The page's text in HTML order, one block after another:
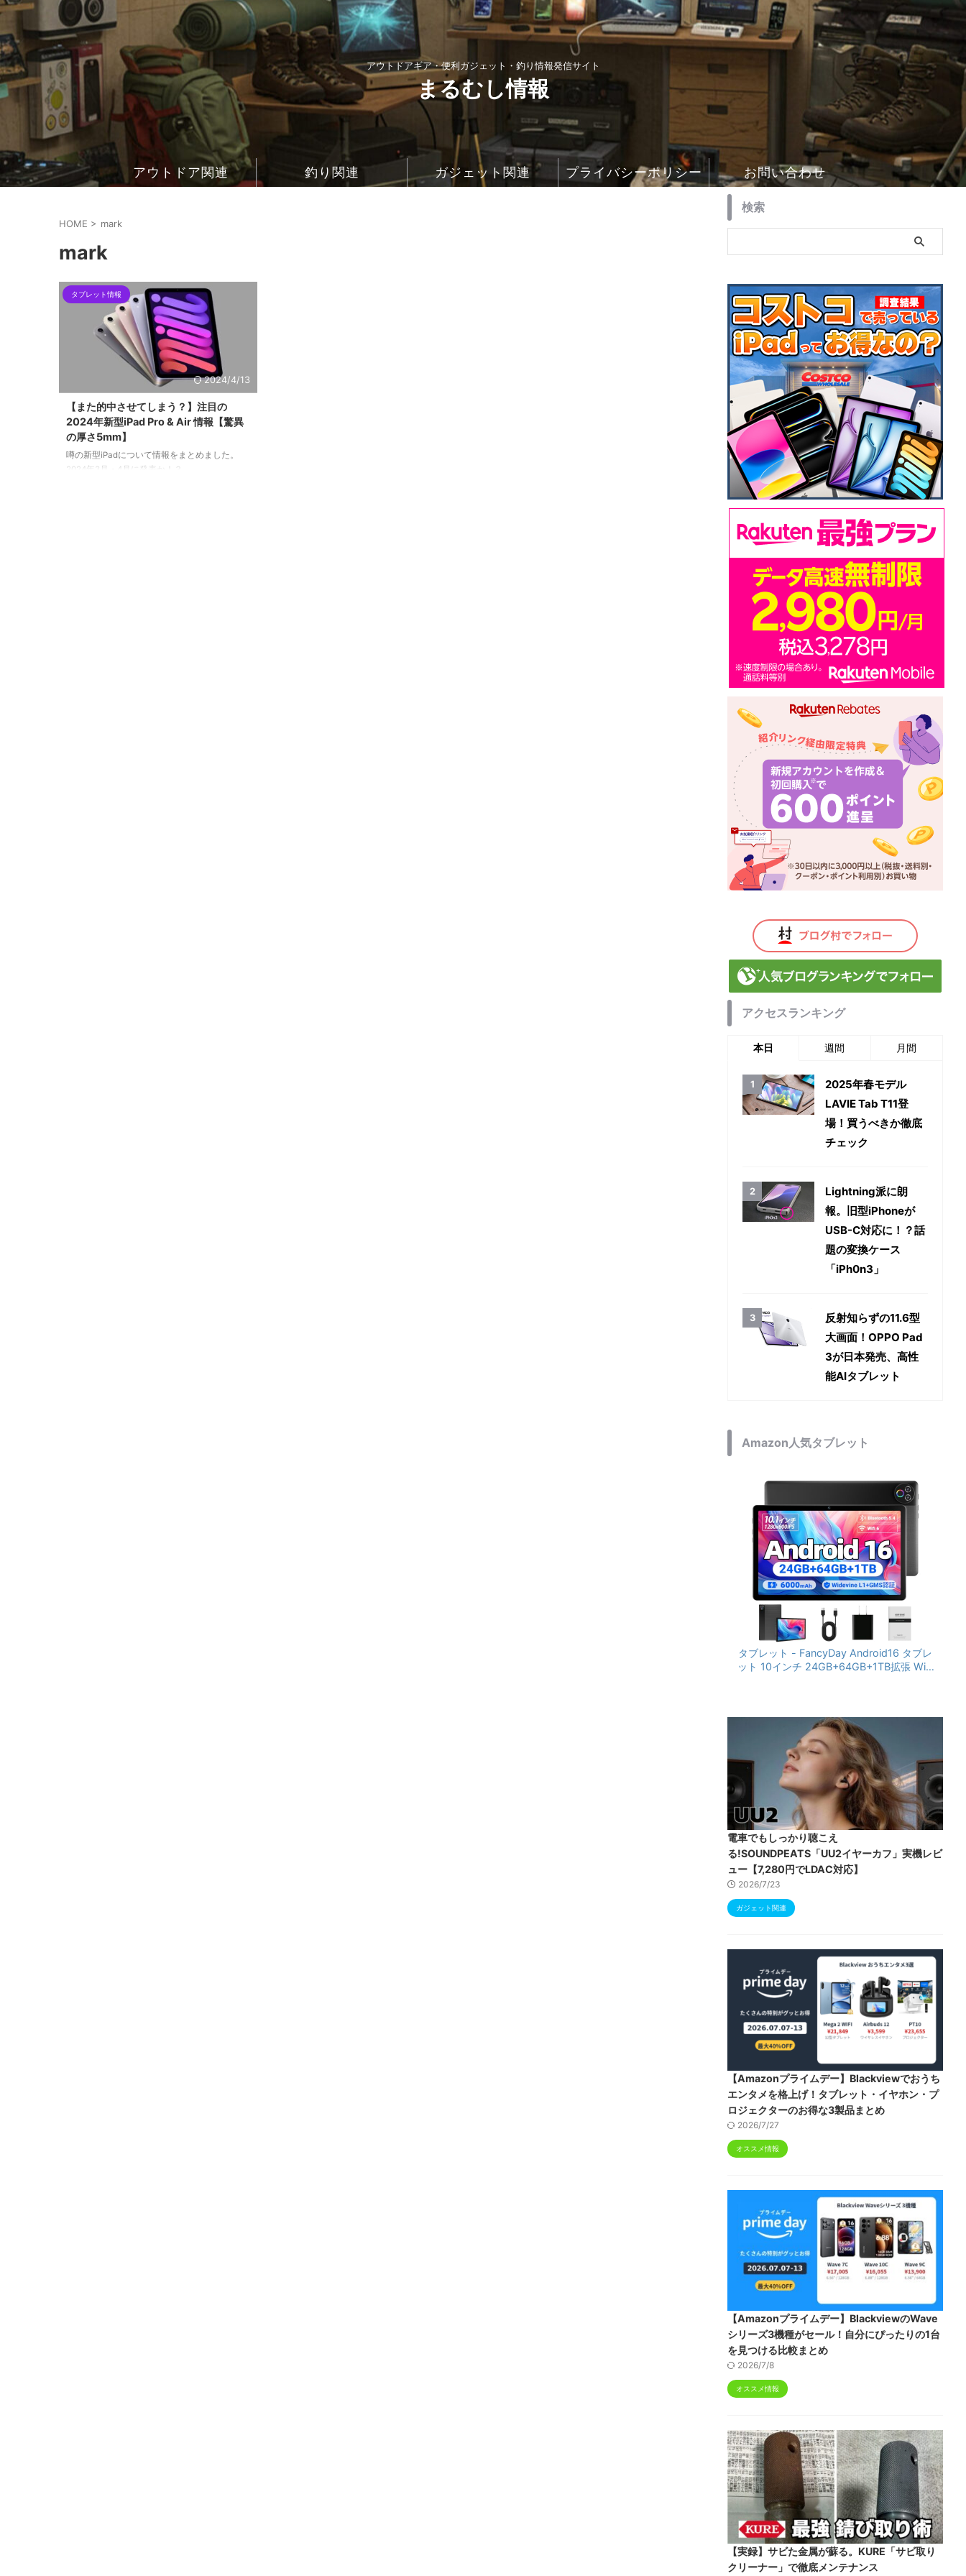
アウトドアギア・便利ガジェット・釣り情報発信サイト
まるむし情報
アウトドア関連 釣り関連 ガジェット関連 プライバシーポリシー お問い合わせ
HOME > mark
mark
タブレット情報
2024/4/13
【また的中させてしまう？】注目の
2024年新型iPad Pro & Air 情報【驚異
の厚さ5mm】
噂の新型iPadについて情報をまとめました。
2024年3月・4月に発表か！？
検索
アクセスランキング
本日 週間 月間
2025年春モデル
LAVIE Tab T11登
場！買うべきか徹底
チェック
Lightning派に朗
報。旧型iPhoneが
USB-C対応に！？話
題の変換ケース
「iPh0n3」
反射知らずの11.6型
大画面！OPPO Pad
3が日本発売、高性
能AIタブレット
Amazon人気タブレット
タブレット - FancyDay Android16 タブレ
ット 10インチ 24GB+64GB+1TB拡張 WiFi
RGBライト 児童守護 IPS画面 日本語説明書
電車でもしっかり聴こえ
る!SOUNDPEATS「UU2イヤーカフ」実機レビ
ュー【7,280円でLDAC対応】
2026/7/23
ガジェット関連
【Amazonプライムデー】Blackviewでおうち
エンタメを格上げ！タブレット・イヤホン・プ
ロジェクターのお得な3製品まとめ
2026/7/27
オススメ情報
【Amazonプライムデー】BlackviewのWave
シリーズ3機種がセール！自分にぴったりの1台
を見つける比較まとめ
2026/7/8
オススメ情報
【実録】サビた金属が蘇る。KURE「サビ取り
クリーナー」で徹底メンテナンス